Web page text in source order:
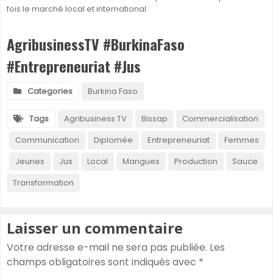
fois le marché local et international.
AgribusinessTV #BurkinaFaso
#Entrepreneuriat #Jus
Categories Burkina Faso
Tags Agribusiness TV Bissap
Commercialisation
Communication
Diplomée Entrepreneuriat
Femmes
Jeunes
Jus Local Mangues Production
Sauce
Transformation
Laisser un commentaire
Votre adresse e-mail ne sera pas publiée. Les
champs obligatoires sont indiqués avec *